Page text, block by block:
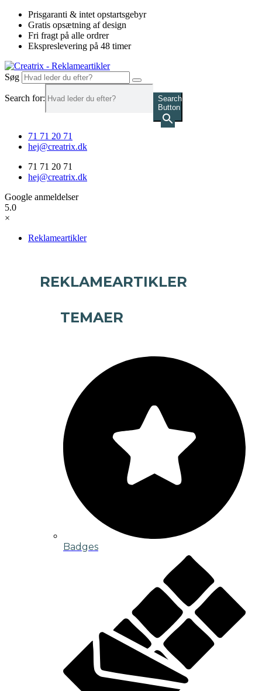
Videre
indhold
Prisgaranti & intet opstartsgebyr
Gratis opsætning af design
Fri fragt på alle ordrer
Ekspreslevering på 48 timer
Søg
Search for:
Search
Button
71 71 20 71
hej@creatrix.dk
71 71 20 71
hej@creatrix.dk
Google anmeldelser
5.0
×
Reklameartikler
REKLAMEARTIKLER
TEMAER
Badges